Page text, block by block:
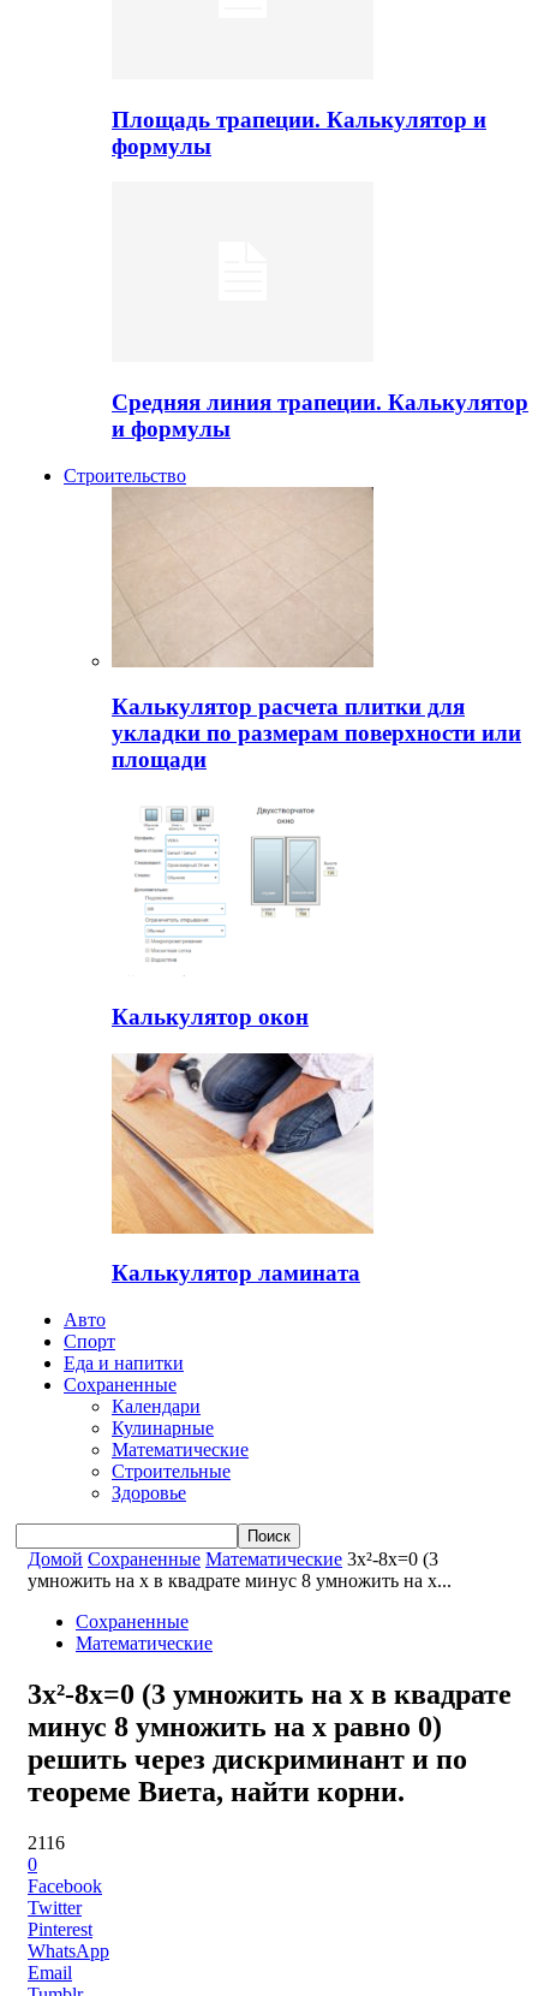
Площадь трапеции. Калькулятор и
формулы
Средняя линия трапеции. Калькулятор
и формулы
Строительство
Калькулятор расчета плитки для
укладки по размерам поверхности или
площади
Калькулятор окон
Калькулятор ламината
Авто
Спорт
Еда и напитки
Сохраненные
Календари
Кулинарные
Математические
Строительные
Здоровье
Домой Сохраненные Математические 3x²-8x=0 (3
умножить на x в квадрате минус 8 умножить на x...
Сохраненные
Математические
3x²-8x=0 (3 умножить на x в квадрате
минус 8 умножить на x равно 0)
решить через дискриминант и по
теореме Виета, найти корни.
2116
0
Facebook
Twitter
Pinterest
WhatsApp
Email